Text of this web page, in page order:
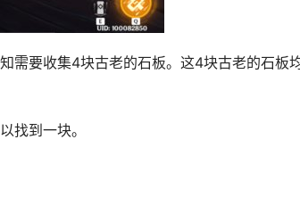
需要收集4块古老的石板。这4块古老的石板
找到一块。